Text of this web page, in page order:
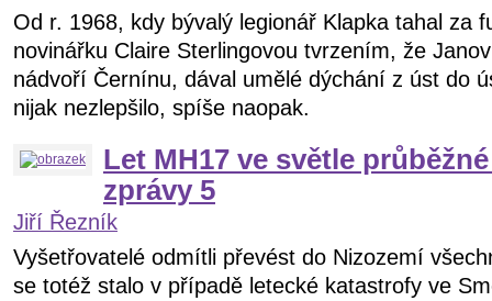
Od r. 1968, kdy bývalý legionář Klapka tahal za
novinářku Claire Sterlingovou tvrzením, že
nádvoří Černínu, dával umělé dýchání z úst do
nijak nezlepšilo, spíše naopak.
Let MH17 ve světle
zprávy 5
Jiří Řezník
Vyšetřovatelé odmítli převést do Nizozemí
se totéž stalo v případě letecké katastrofy ve